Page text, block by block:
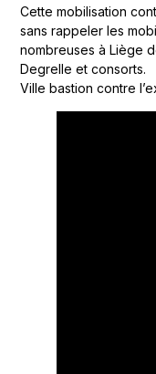
Cette mobilisation
sans rappeler les
nombreuses à Liège
Degrelle et consorts.
Ville bastion contre